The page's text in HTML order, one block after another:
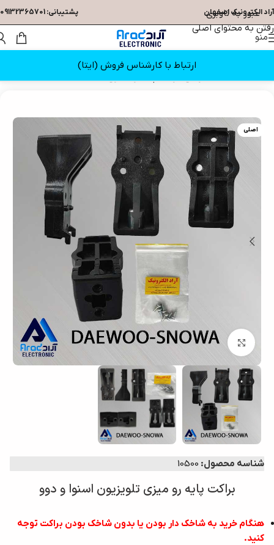
عبور به ناوبری
رفتن به محتوای اصلی
آراد الکترونیک اصفهان پشتیبانی: 09132365701
منو
ارتباط با کارشناس فروش (ایتا)
اصلی
بزرگنمایی تصویر
شناسه محصول: 10500
براکت پایه رو میزی تلویزیون اسنوا و دوو
هنگام خرید به شاخک دار بودن یا بدون شاخک بودن براکت توجه
کنید.